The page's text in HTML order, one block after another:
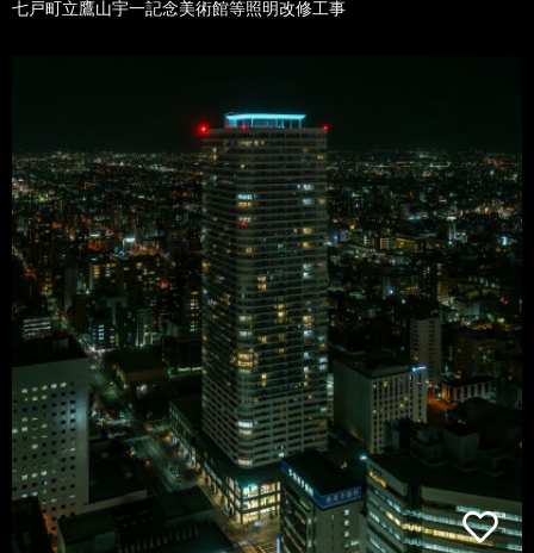
七戸町立鷹山宇一記念美術館等照明改修工事